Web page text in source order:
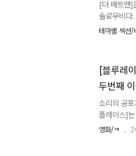
[더 배트맨]
솔로무비다
되는 작품을
모습인 브
맨] 영화들
점은..
테마별 섹션/
[블루레
두번째 이
소리의 공
플레이스]
지는 극한
영화/ㅋ